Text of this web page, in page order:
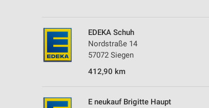
EDEKA Schuh
Nordstraße 14
57072 Siegen
412,90 km
E neukauf Brigitte Haupt
Analyse von Zielgruppen durch Statistiken oder
Entwicklung und Verbesserung der Angebote
IAB-Besonderheiten: